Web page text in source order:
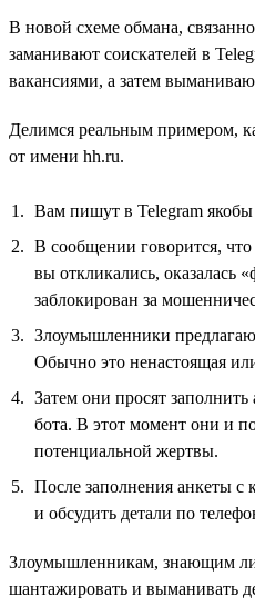
В новой схеме обмана,
заманивают соискателей в
вакансиями, а затем
Делимся реальным примером,
от имени hh.ru.
Вам пишут в Telegram
В сообщении говорится,
вы откликались, оказалась
заблокирован за
Злоумышленники
Обычно это ненастоящая
Затем они просят заполнить
бота. В этот момент они и
потенциальной жертвы.
После заполнения анкеты с
и обсудить детали по
Злоумышленникам, знающим
шантажировать и выманивать